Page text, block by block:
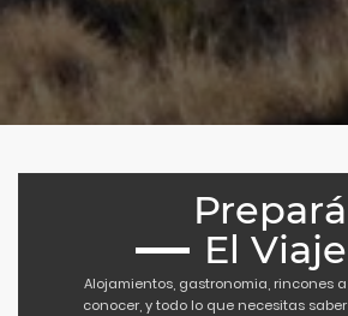
Prepará
El Viaje
Alojamientos, gastronomia, rincones a
conocer, y todo lo que necesitas saber